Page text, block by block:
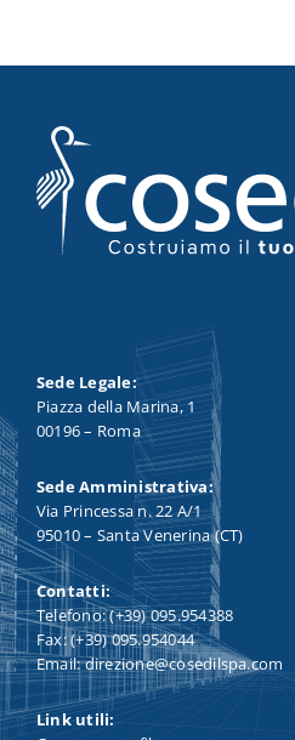
Sede Legale:
Piazza della Marina, 1
00196 – Roma
Sede Amministrativa:
Via Princessa n. 22 A/1
95010 – Santa Venerina (CT)
Contatti:
Telefono: (+39) 095.954388
Fax: (+39) 095.954044
Email: direzione@cosedilspa.com
Link utili: